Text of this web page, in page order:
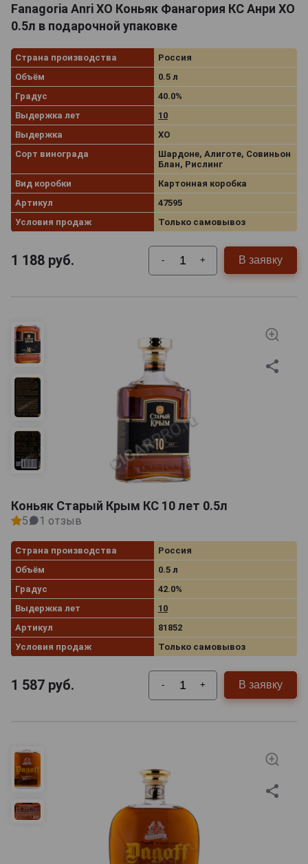
Fanagoria Anri XO Коньяк Фанагория КС Анри ХО
0.5л в подарочной упаковке
Страна производства
Россия
Объём
0.5 л
Градус
40.0%
Выдержка лет
10
Выдержка
XO
Сорт винограда
Шардоне, Алиготе, Совиньон
Блан, Рислинг
Вид коробки
Картонная коробка
Артикул
47595
Условия продаж
Только самовывоз
1 188 руб. - + В заявку
Коньяк Старый Крым КС 10 лет 0.5л
5 1 отзыв
Страна производства
Россия
Объём
0.5 л
Градус
42.0%
Выдержка лет
10
Артикул
81852
Условия продаж
Только самовывоз
1 587 руб. - + В заявку